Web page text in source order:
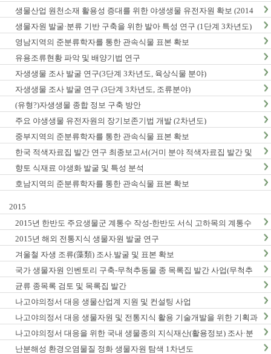
생물산업 원천소재 활용성 증대를 위한 야생생물 유전자원 확보 (2014
년)
생물자원 발굴·분류 기반 구축을 위한 발아 특성 연구 (1단계 3차년도)
영남지역의 준분류학자를 통한 관속식물 표본 확보
유용조류현황 파악 및 배양기법 연구
자생생물 조사 발굴 연구(3단계 3차년도, 육상식물 분야)
자생생물 조사 발굴 연구 (3단계 3차년도, 조류분야)
(유형?)자생생물 종합 정보 구축 방안
주요 야생생물 유전자원의 장기보존기법 개발 (2차년도)
중부지역의 준분류학자를 통한 관속식물 표본 확보
한국 적색자료집 발간 연구 최종보고서(거미 분야 적색자료집 발간 및
적색목록집 영문판 개정)
향토 식재료 야생화 발굴 및 특성 분석
호남지역의 준분류학자를 통한 관속식물 표본 확보
2015
2015년 한반도 주요생물군 계통수 작성-한반도 서식 고하목의 계통수
작성 및 DNA바코드 연구 (1차년도) 최종 결과보고서
2015년 해외 전통지식 생물자원 발굴 연구
겨울철 자생 조류(藻類) 조사.발굴 및 표본 확보
국가 생물자원 인벤토리 구축-무척추동물 종 목록집 발간 사업(무척추
동물-Ⅵ,Ⅶ)
균류 종목록 검토 및 목록집 발간
나고야의정서 대응 생물산업계 지원 및 컨설팅 사업
나고야의정서 대응 생물자원 및 전통지식 활용 기술개발을 위한 기획과
제
나고야의정서 대응을 위한 국내 생물종의 지식재산(활용정보) 조사·분
석 연구(3차년도)
난분해성 환경오염물질 정화 생물자원 탐색 1차년도